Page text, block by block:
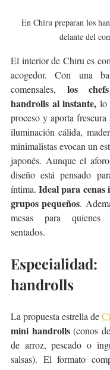
En Chiru preparan los
delante del
El interior de Chiru es
acogedor. Con una
comensales, los
handrolls al instante, lo
proceso y aporta
iluminación cálida,
minimalistas evocan un
japonés. Aunque el
diseño está pensado
íntima. Ideal para cenas
grupos pequeños.
mesas para quienes
sentados.
handrolls
La propuesta estrella de
mini handrolls (conos
de arroz, pescado o
salsas). El formato